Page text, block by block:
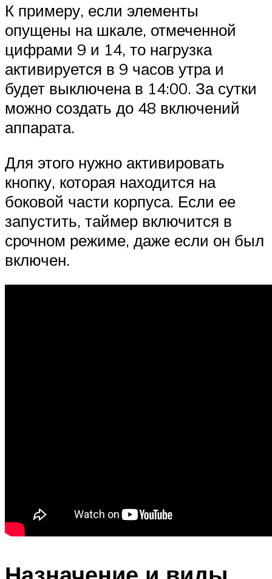
К примеру, если элементы
опущены на шкале, отмеченной
цифрами 9 и 14, то нагрузка
активируется в 9 часов утра и
будет выключена в 14:00. За сутки
можно создать до 48 включений
аппарата.
Для этого нужно активировать
кнопку, которая находится на
боковой части корпуса. Если ее
запустить, таймер включится в
срочном режиме, даже если он был
включен.